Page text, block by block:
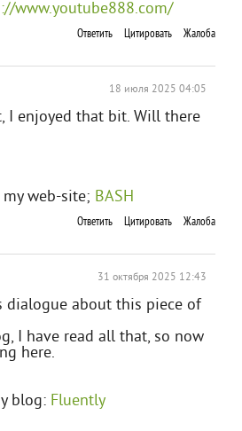
www.youtube888.com/
Ответить Цитировать Жалоба
18 июля 2025 04:05
I enjoyed that bit. Will there
web-site; BASH
Ответить Цитировать Жалоба
31 октября 2025 12:43
dialogue about this piece of
I have read all that, so now
here.
blog: Fluently